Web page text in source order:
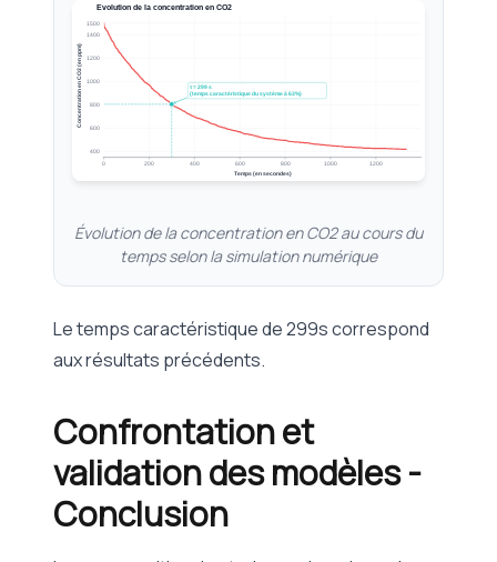
0 200 400 600 800 1000 1200
Temps (en secondes)
400
600
800
1000
1200
1400
1500
Concentration en CO2 (en ppm) τ = 299 s
(temps caractéristique du système à 63%)
Evolution de la concentration en CO2
Évolution de la concentration en CO2 au cours du
temps selon la simulation numérique
Le temps caractéristique de 299s correspond
aux résultats précédents.
Confrontation et
validation des modèles -
Conclusion